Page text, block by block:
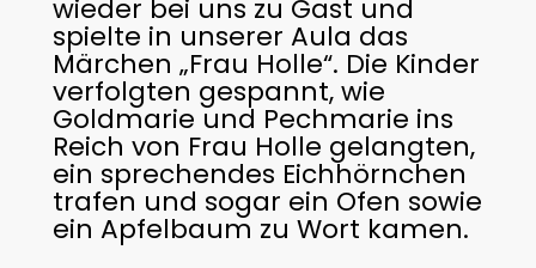
wieder bei uns zu Gast und
spielte in unserer Aula das
Märchen „Frau Holle“. Die Kinder
verfolgten gespannt, wie
Goldmarie und Pechmarie ins
Reich von Frau Holle gelangten,
ein sprechendes Eichhörnchen
trafen und sogar ein Ofen sowie
ein Apfelbaum zu Wort kamen.